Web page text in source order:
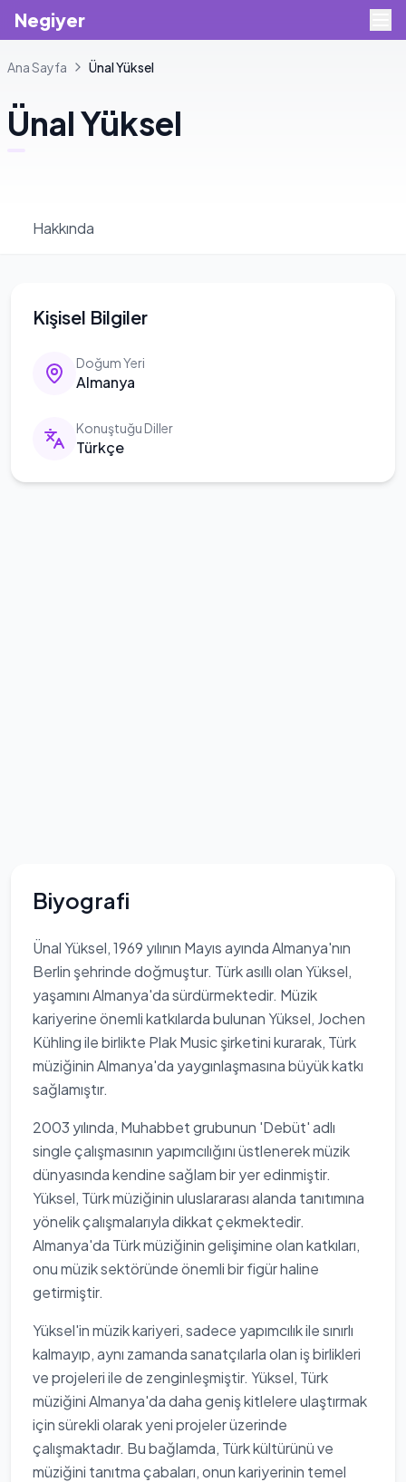
Negiyer
Ana Sayfa ÜnalYüksel
ÜnalYüksel
Hakkında
Kişisel Bilgiler
Doğum Yeri
Almanya
Konuştuğu Diller
Türkçe
Biyografi
Ünal Yüksel, 1969 yılının Mayıs ayında Almanya'nın
Berlin şehrinde doğmuştur. Türk asıllı olan Yüksel,
yaşamını Almanya'da sürdürmektedir. Müzik
kariyerine önemli katkılarda bulunan Yüksel, Jochen
Kühling ile birlikte Plak Music şirketini kurarak, Türk
müziğinin Almanya'da yaygınlaşmasına büyük katkı
sağlamıştır.
2003 yılında, Muhabbet grubunun 'Debüt' adlı
single çalışmasının yapımcılığını üstlenerek müzik
dünyasında kendine sağlam bir yer edinmiştir.
Yüksel, Türk müziğinin uluslararası alanda tanıtımına
yönelik çalışmalarıyla dikkat çekmektedir.
Almanya'da Türk müziğinin gelişimine olan katkıları,
onu müzik sektöründe önemli bir figür haline
getirmiştir.
Yüksel'in müzik kariyeri, sadece yapımcılık ile sınırlı
kalmayıp, aynı zamanda sanatçılarla olan iş birlikleri
ve projeleri ile de zenginleşmiştir. Yüksel, Türk
müziğini Almanya'da daha geniş kitlelere ulaştırmak
için sürekli olarak yeni projeler üzerinde
çalışmaktadır. Bu bağlamda, Türk kültürünü ve
müziğini tanıtma çabaları, onun kariyerinin temel